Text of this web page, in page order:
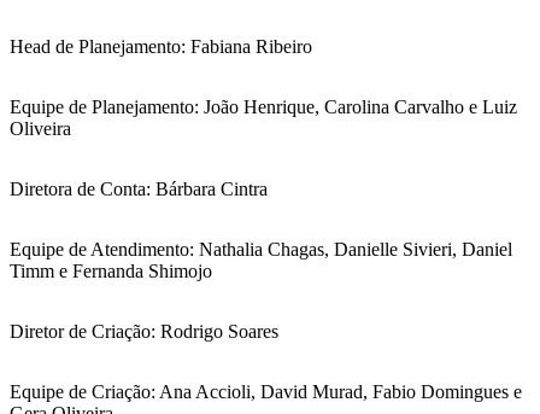
Head de Planejamento: Fabiana Ribeiro
Equipe de Planejamento: João Henrique, Carolina Carvalho e Luiz
Oliveira
Diretora de Conta: Bárbara Cintra
Equipe de Atendimento: Nathalia Chagas, Danielle Sivieri, Daniel
Timm e Fernanda Shimojo
Diretor de Criação: Rodrigo Soares
Equipe de Criação: Ana Accioli, David Murad, Fabio Domingues e